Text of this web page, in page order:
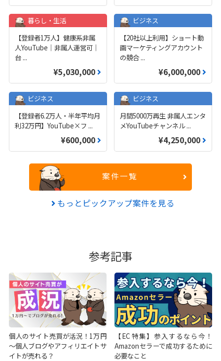
暮らし・生活
【登録者1万人】健康系非属
人YouTube｜非属人運営可｜
台 ...
¥5,030,000
ビジネス
【20社以上利用】ショート動
画マーケティングアカウント
の競合...
¥6,000,000
ビジネス
【登録者6.2万人・半年平均月
利32万円】YouTube×フ ...
¥600,000
ビジネス
月間5000万再生 非属人エンタ
メYouTubeチャンネル...
¥4,250,000
案件一覧
もっとピックアップ案件を見る
参考記事
個人のサイト売買が活況！1万円
～個人ブログやアフィリエイトサ
イトが売れる？
【EC特集】参入するなら今！
Amazonセラーで成功するために
必要なこと